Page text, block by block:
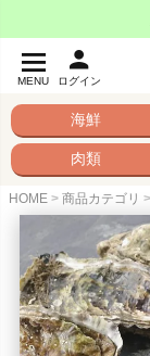
MENU ログイン
海鮮
肉類
HOME 商品カテゴリ